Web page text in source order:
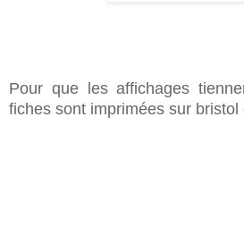
Pour que les affichages
fiches sont imprimées sur bristol